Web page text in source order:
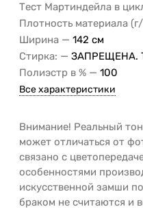
Тест Мартиндейла в
Плотность материала
Ширина — 142 см
Стирка: — ЗАПРЕЩЕНА.
Полиэстр в % — 100
Все характеристики
Внимание! Реальный
может отличаться от
связано с
особенностями
искусственной замши
браком не считаются и